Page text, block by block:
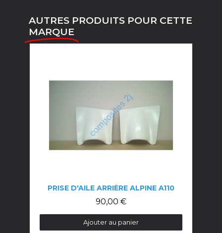
AUTRES PRODUITS POUR CETTE
MARQUE
PRISE D'AILE ARRIÈRE ALPINE A110
90,00 €
Ajouter au panier